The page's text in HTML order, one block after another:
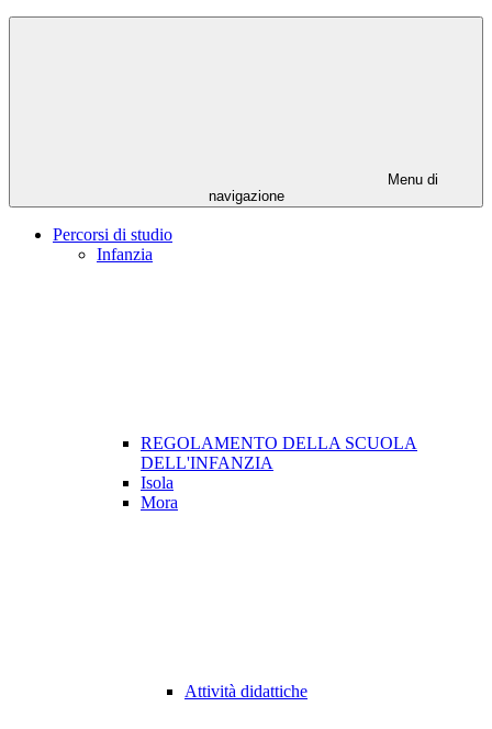
Menu di
navigazione
Percorsi di studio
Infanzia
REGOLAMENTO DELLA SCUOLA
DELL'INFANZIA
Isola
Mora
Attività didattiche